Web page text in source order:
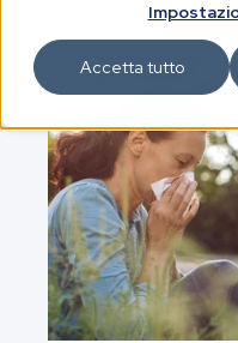
Accetta tutto